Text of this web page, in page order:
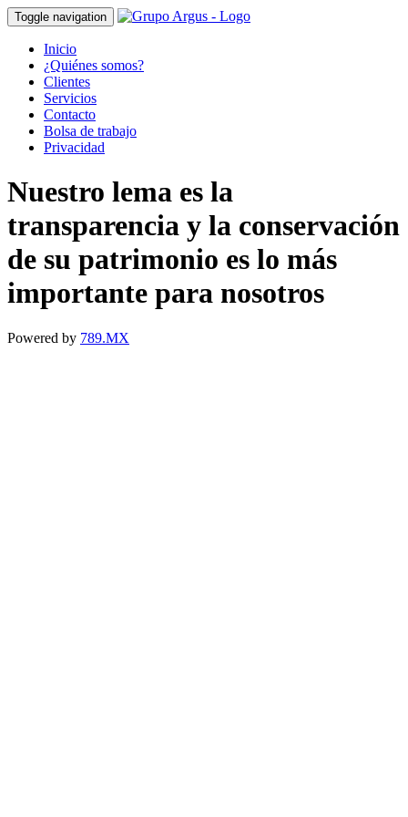
Toggle navigation
Inicio
¿Quiénes somos?
Clientes
Servicios
Contacto
Bolsa de trabajo
Privacidad
Nuestro lema es la
transparencia y la conservación
de su patrimonio es lo más
importante para nosotros
Powered by 789.MX